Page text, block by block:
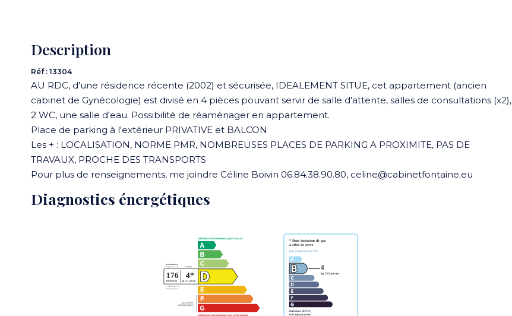
Description
Réf : 13304
AU RDC, d'une résidence récente (2002) et sécurisée, IDEALEMENT SITUE, cet appartement (ancien
cabinet de Gynécologie) est divisé en 4 pièces pouvant servir de salle d'attente, salles de consultations (x2),
2 WC, une salle d'eau. Possibilité de réaménager en appartement.
Place de parking à l'extérieur PRIVATIVE et BALCON
Les + : LOCALISATION, NORME PMR, NOMBREUSES PLACES DE PARKING A PROXIMITE, PAS DE
TRAVAUX, PROCHE DES TRANSPORTS
Pour plus de renseignements, me joindre Céline Boivin 06.84.38.90.80, celine@cabinetfontaine.eu
Diagnostics énergétiques